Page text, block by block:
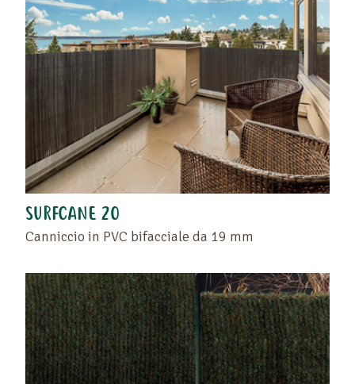
SURFCANE 20
Canniccio in PVC bifacciale da 19 mm